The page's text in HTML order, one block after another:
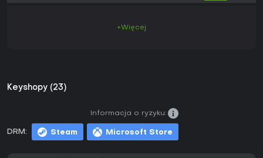
+Więcej
Keyshopy (23)
DRM: Steam Microsoft Store
Informacja o ryzyku: